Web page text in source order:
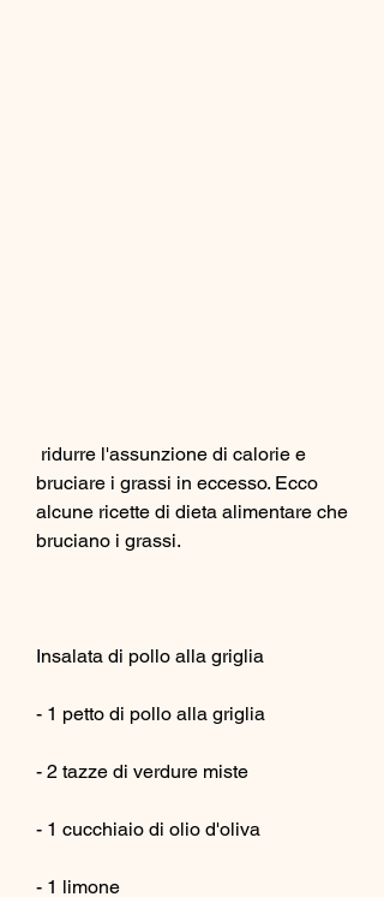
bruciare i grassi in eccesso. Ecco
alcune ricette di dieta alimentare che
bruciano i grassi.
Insalata di pollo alla griglia
- 1 petto di pollo alla griglia
- 2 tazze di verdure miste
- 1 cucchiaio di olio d'oliva
- 1 limone